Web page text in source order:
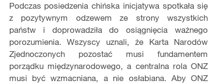
Podczas posiedzenia chińska inicjatywa spotkała się
z pozytywnym odzewem ze strony wszystkich
państw i doprowadziła do osiągnięcia ważnego
porozumienia. Wszyscy uznali, że Karta Narodów
Zjednoczonych pozostać musi fundamentem
porządku międzynarodowego, a centralna rola ONZ
musi być wzmacniana, a nie osłabiana. Aby ONZ